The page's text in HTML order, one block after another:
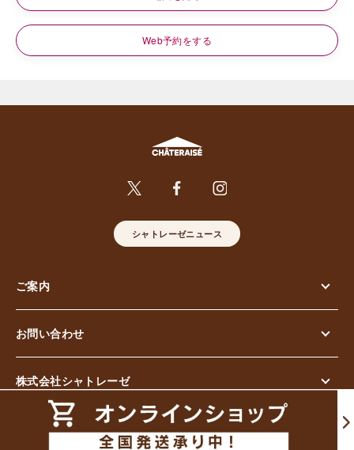
Web予約をする
シャトレーゼニュース
ご案内
お問い合わせ
株式会社シャトレーゼ
© Chateraise Co.,Ltd. All Rights Reserved.